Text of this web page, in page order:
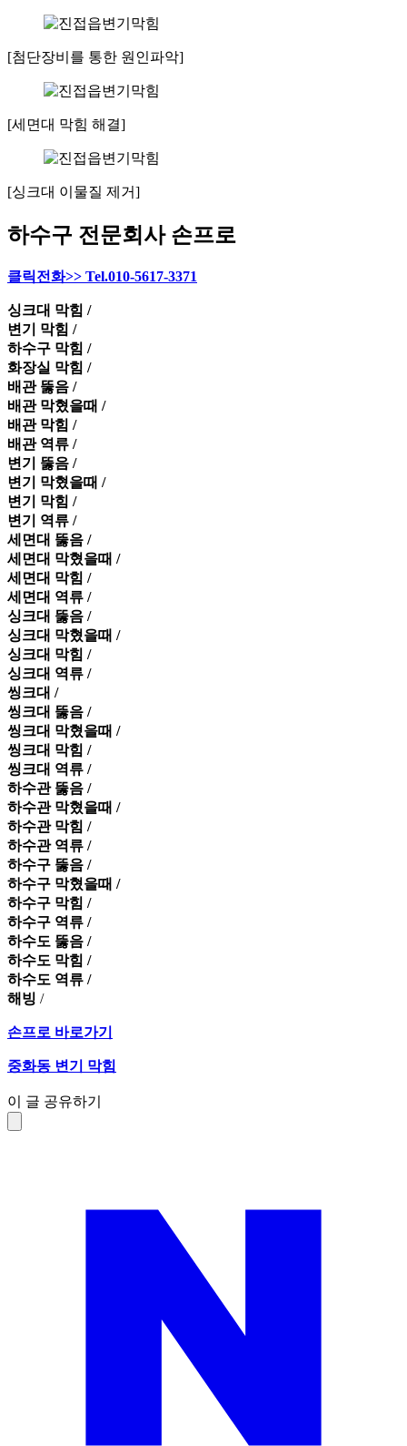
[첨단장비를 통한 원인파악]
[세면대 막힘 해결]
[싱크대 이물질 제거]
하수구 전문회사 손프로
클릭전화>> Tel.010-5617-3371
싱크대 막힘 /
변기 막힘 /
하수구 막힘 /
화장실 막힘 /
배관 뚫음 /
배관 막혔을때 /
배관 막힘 /
배관 역류 /
변기 뚫음 /
변기 막혔을때 /
변기 막힘 /
변기 역류 /
세면대 뚫음 /
세면대 막혔을때 /
세면대 막힘 /
세면대 역류 /
싱크대 뚫음 /
싱크대 막혔을때 /
싱크대 막힘 /
싱크대 역류 /
씽크대 /
씽크대 뚫음 /
씽크대 막혔을때 /
씽크대 막힘 /
씽크대 역류 /
하수관 뚫음 /
하수관 막혔을때 /
하수관 막힘 /
하수관 역류 /
하수구 뚫음 /
하수구 막혔을때 /
하수구 막힘 /
하수구 역류 /
하수도 뚫음 /
하수도 막힘 /
하수도 역류 /
해빙 /
손프로 바로가기
중화동 변기 막힘
이 글 공유하기